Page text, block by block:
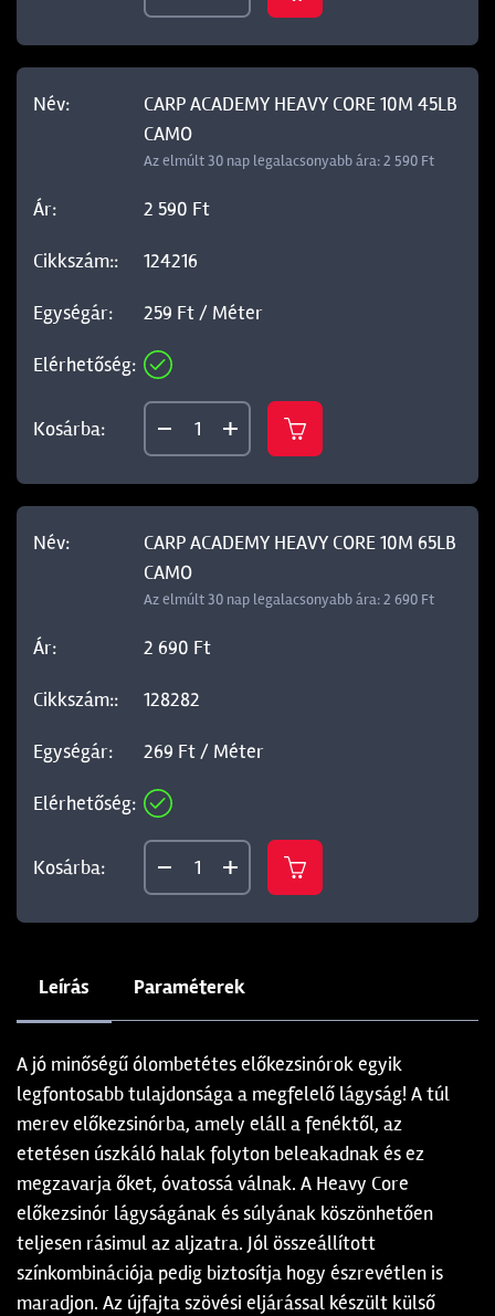
CARP ACADEMY HEAVY CORE 10M 45LB
CAMO
Az elmúlt 30 nap legalacsonyabb ára: 2 590 Ft
2 590 Ft
124216
259 Ft / Méter
CARP ACADEMY HEAVY CORE 10M 65LB
CAMO
Az elmúlt 30 nap legalacsonyabb ára: 2 690 Ft
2 690 Ft
128282
269 Ft / Méter
Leírás Paraméterek
A jó minőségű ólombetétes előkezsinórok egyik
legfontosabb tulajdonsága a megfelelő lágyság! A túl
merev előkezsinórba, amely eláll a fenéktől, az
etetésen úszkáló halak folyton beleakadnak és ez
megzavarja őket, óvatossá válnak. A Heavy Core
előkezsinór lágyságának és súlyának köszönhetően
teljesen rásimul az aljzatra. Jól összeállított
színkombinációja pedig biztosítja hogy észrevétlen is
maradjon. Az újfajta szövési eljárással készült külső